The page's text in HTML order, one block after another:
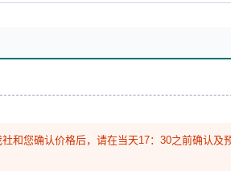
和您确认价格后，请在当天17：30之前确认及